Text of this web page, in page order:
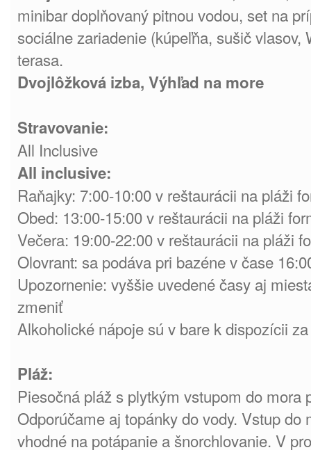
minibar doplňovaný pitnou vodou, set na
sociálne zariadenie (kúpeľňa, sušič vlasov,
terasa.
Dvojlôžková izba, Výhľad na more
Stravovanie:
All Inclusive
All inclusive:
Raňajky: 7:00-10:00 v reštaurácii na pláži
Obed: 13:00-15:00 v reštaurácii na pláži
Večera: 19:00-22:00 v reštaurácii na pláži
Olovrant: sa podáva pri bazéne v čase
Upozornenie: vyššie uvedené časy aj
zmeniť
Alkoholické nápoje sú v bare k dispozícii
Pláž:
Piesočná pláž s plytkým vstupom do mora
Odporúčame aj topánky do vody. Vstup
vhodné na potápanie a šnorchlovanie. V